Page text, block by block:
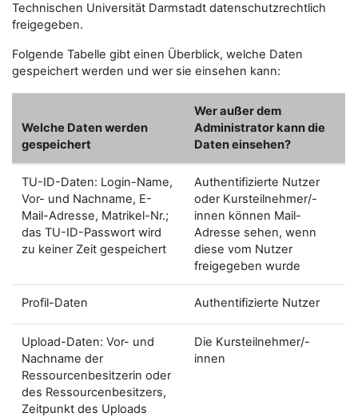
Technischen Universität Darmstadt datenschutzrechtlich
freigegeben.
Folgende Tabelle gibt einen Überblick, welche Daten
gespeichert werden und wer sie einsehen kann:
Welche Daten werden
gespeichert
Wer außer dem
Administrator kann die
Daten einsehen?
TU-ID-Daten: Login-Name,
Vor- und Nachname, E-
Mail-Adresse, Matrikel-Nr.;
das TU-ID-Passwort wird
zu keiner Zeit gespeichert
Authentifizierte Nutzer
oder Kursteilnehmer/-
innen können Mail-
Adresse sehen, wenn
diese vom Nutzer
freigegeben wurde
Profil-Daten Authentifizierte Nutzer
Upload-Daten: Vor- und
Nachname der
Ressourcenbesitzerin oder
des Ressourcenbesitzers,
Zeitpunkt des Uploads
Die Kursteilnehmer/-
innen